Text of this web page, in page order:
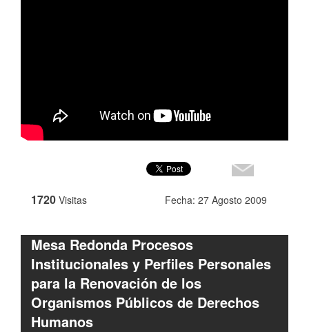
1720 Visitas Fecha: 27 Agosto 2009
Mesa Redonda Procesos
Institucionales y Perfiles Personales
para la Renovación de los
Organismos Públicos de Derechos
Humanos